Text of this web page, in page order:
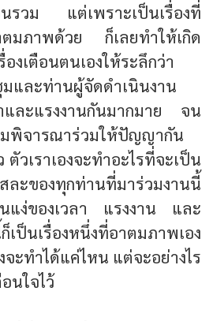
นรวม แต่เพราะเป็นเรื่องที่
ตมภาพด้วย ก็เลยทำให้เกิด
งเตือนตนเองให้ระลึกว่า
และท่านผู้จัดดำเนินงาน
ละแรงงานกันมากมาย จน
มพิจารณาร่วมให้ปัญญากัน
วเราเองจะทำอะไรที่จะเป็น
ละของทุกท่านที่มาร่วมงานนี้
แง่ของเวลา แรงงาน และ
นเรื่องหนึ่งที่อาตมภาพเอง
จะทำได้แค่ไหน แต่จะอย่างไร
นใจไว้